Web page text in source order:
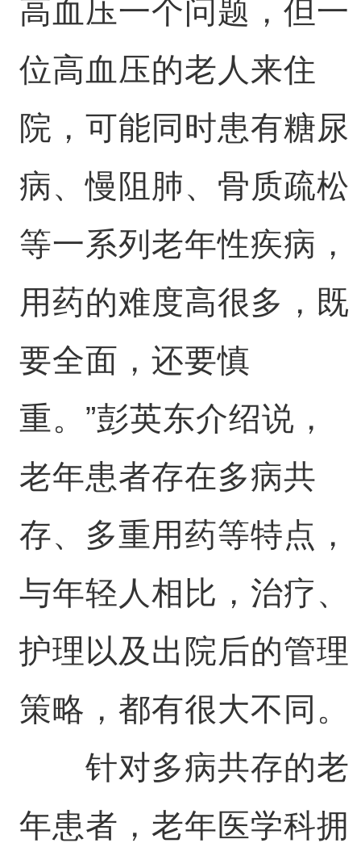
高血压一个问题，但一
位高血压的老人来住
院，可能同时患有糖尿
病、慢阻肺、骨质疏松
等一系列老年性疾病，
用药的难度高很多，既
要全面，还要慎
重。”彭英东介绍说，
老年患者存在多病共
存、多重用药等特点，
与年轻人相比，治疗、
护理以及出院后的管理
策略，都有很大不同。
针对多病共存的老
年患者，老年医学科拥